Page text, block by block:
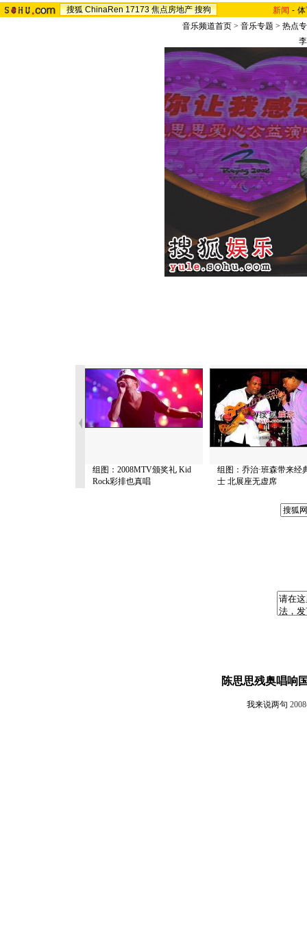
搜狐 ChinaRen 17173 焦点房地产 搜狗 新闻 -
音乐频道首页 > 音乐专题 > 热点
组图：2008MTV颁奖礼 Kid
Rock彩排也真唱
组图：乔治·班森带来经
士 北展座无虚席
陈思思残奥唱响
我来说两句